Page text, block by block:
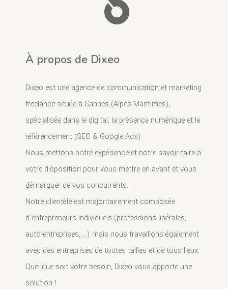
À propos de Dixeo
Dixeo est une agence de communication et marketing
freelance située à Cannes (Alpes-Maritimes),
spécialisée dans le digital, la présence numérique et le
référencement (SEO & Google Ads).
Nous mettons notre expérience et notre savoir-faire à
votre disposition pour vous mettre en avant et vous
démarquer de vos concurrents.
Notre clientèle est majoritairement composée
d'entrepreneurs individuels (professions libérales,
auto-entreprises, ...) mais nous travaillons également
avec des entreprises de toutes tailles et de tous lieux.
Quel que soit votre besoin, Dixeo vous apporte une
solution !